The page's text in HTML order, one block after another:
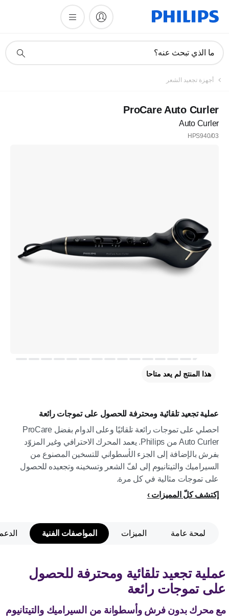
دعم
ما الذي تبحث عنه؟
أجهزة تجعيد الشعر
ProCare Auto Curler
Auto Curler
HPS940/03
عملية تجعيد تلقائية ومحترفة للحصول على تموجات رائعة
احصلي على تموجات رائعة تلقائيًا وعلى الدوام بفضل ProCare
Auto Curler من Philips. يعمد المحرك الاحترافي وغير المزوّد
بفرش بالإضافة إلى الجزء الأسطواني للتسخين المصنوع من
السيراميك والتيتانيوم إلى لفّ الشعر وتسخينه وتجعيده للحصول
على تموجات مثالية في كل مرة.
إكتشف كلّ المميزات
هذا المنتج لم يعد متاحا
لمحة عامة الميزات المواصفات الفنية
عملية تجعيد تلقائية ومحترفة للحصول
على تموجات رائعة
مع محرك بدون فرش وأسطوانة من السيراميك والتيتانيوم